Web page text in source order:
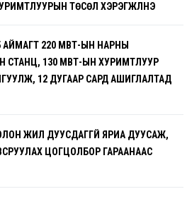
ТӨСӨЛ ХЭРЭГЖҮҮЛНЭ
АЙМАГТ 220 МВТ-ЫН НАРНЫ
СТАНЦ, 130 МВТ-ЫН ХУРИМТЛУУР
12 ДУГААР САРД АШИГЛАЛТАД
ЖИЛ ДУУСДАГГҮЙ ЯРИА ДУУСАЖ,
ЦОГЦОЛБОР ГАРААНААС